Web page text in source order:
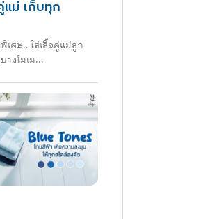
แม่ เก็บทุก
ศษ.. ใส่เสื้อคู่แม่ลูก
เก็บทุกโมเมนต์สำคัญ บางโมเม...